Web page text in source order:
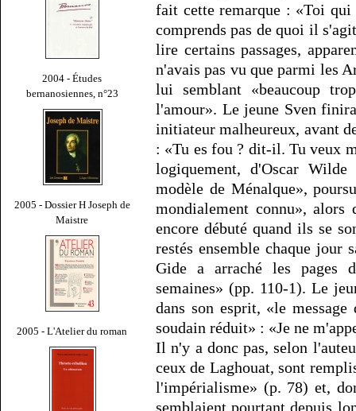
2004 - Études
bernanosiennes, n°23
2005 - Dossier H Joseph de
Maistre
2005 - L'Atelier du roman
fait cette remarque : «Toi
comprends pas de quoi il
lire certains passages,
n'avais pas vu que parmi les
lui semblant «beaucoup
l'amour». Le jeune Sven
initiateur malheureux, avant
: «Tu es fou ? dit-il. Tu veux
logiquement, d'Oscar
modèle de Ménalque»,
mondialement connu»,
encore débuté quand ils se
restés ensemble chaque jour
Gide a arraché les pages
semaines» (pp. 110-1). Le
dans son esprit, «le message
soudain réduit» : «Je ne
Il n'y a donc pas, selon
ceux de Laghouat, sont
l'impérialisme» (p. 78) et,
semblaient pourtant depuis